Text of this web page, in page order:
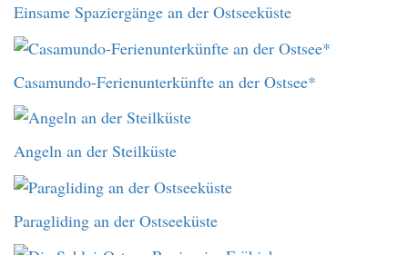
Einsame Spaziergänge an der Ostseeküste
Casamundo-Ferienunterkünfte an der Ostsee*
Angeln an der Steilküste
Paragliding an der Ostseeküste